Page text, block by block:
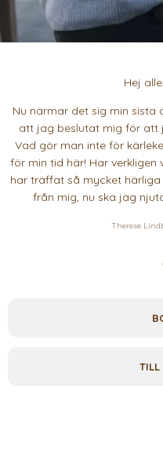
Hej
Nu närmar det sig min sista
att jag beslutat mig för att
Vad gör man inte för
för min tid här! Har
har träffat så mycket
från mig, nu ska jag
Therese
TILL